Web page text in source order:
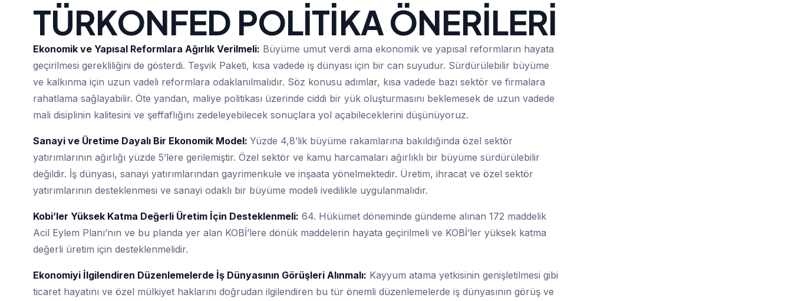
TÜRKONFED POLİTİKA ÖNERİLERİ
Ekonomik ve Yapısal Reformlara Ağırlık Verilmeli: Büyüme umut verdi ama ekonomik ve yapısal reformların hayata
geçirilmesi gerekliliğini de gösterdi. Teşvik Paketi, kısa vadede iş dünyası için bir can suyudur. Sürdürülebilir büyüme
ve kalkınma için uzun vadeli reformlara odaklanılmalıdır. Söz konusu adımlar, kısa vadede bazı sektör ve firmalara
rahatlama sağlayabilir. Öte yandan, maliye politikası üzerinde ciddi bir yük oluşturmasını beklemesek de uzun vadede
mali disiplinin kalitesini ve şeffaflığını zedeleyebilecek sonuçlara yol açabileceklerini düşünüyoruz.
Sanayi ve Üretime Dayalı Bir Ekonomik Model: Yüzde 4,8’lik büyüme rakamlarına bakıldığında özel sektör
yatırımlarının ağırlığı yüzde 5’lere gerilemiştir. Özel sektör ve kamu harcamaları ağırlıklı bir büyüme sürdürülebilir
değildir. İş dünyası, sanayi yatırımlarından gayrimenkule ve inşaata yönelmektedir. Üretim, ihracat ve özel sektör
yatırımlarının desteklenmesi ve sanayi odaklı bir büyüme modeli ivedilikle uygulanmalıdır.
Kobi’ler Yüksek Katma Değerli Üretim İçin Desteklenmeli: 64. Hükümet döneminde gündeme alınan 172 maddelik
Acil Eylem Planı’nın ve bu planda yer alan KOBİ’lere dönük maddelerin hayata geçirilmeli ve KOBİ’ler yüksek katma
değerli üretim için desteklenmelidir.
Ekonomiyi İlgilendiren Düzenlemelerde İş Dünyasının Görüşleri Alınmalı: Kayyum atama yetkisinin genişletilmesi gibi
ticaret hayatını ve özel mülkiyet haklarını doğrudan ilgilendiren bu tür önemli düzenlemelerde iş dünyasının görüş ve